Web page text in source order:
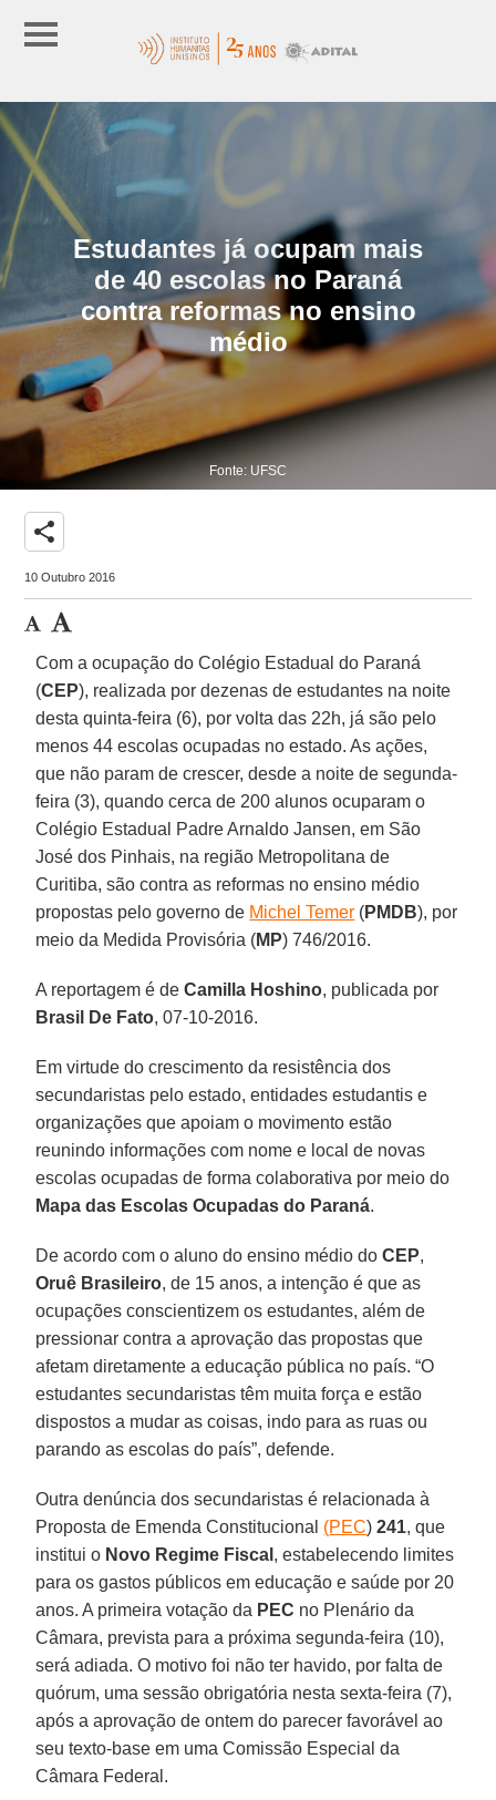
Estudantes já ocupam mais
de 40 escolas no Paraná
contra reformas no ensino
médio
Fonte: UFSC
share
10 Outubro 2016
Com a ocupação do Colégio Estadual do Paraná
(CEP), realizada por dezenas de estudantes na noite
desta quinta-feira (6), por volta das 22h, já são pelo
menos 44 escolas ocupadas no estado. As ações,
que não param de crescer, desde a noite de segunda-
feira (3), quando cerca de 200 alunos ocuparam o
Colégio Estadual Padre Arnaldo Jansen, em São
José dos Pinhais, na região Metropolitana de
Curitiba, são contra as reformas no ensino médio
propostas pelo governo de Michel Temer (PMDB), por
meio da Medida Provisória (MP) 746/2016.
A reportagem é deCamilla Hoshino, publicada por
Brasil De Fato, 07-10-2016.
Em virtude do crescimento da resistência dos
secundaristas pelo estado, entidades estudantis e
organizações que apoiam o movimento estão
reunindo informações com nome e local de novas
escolas ocupadas de forma colaborativa por meio do
Mapa das Escolas Ocupadas do Paraná.
De acordo com o aluno do ensino médio doCEP,
Oruê Brasileiro, de 15 anos, a intenção é que as
ocupações conscientizem os estudantes, além de
pressionar contra a aprovação das propostas que
afetam diretamente a educação pública no país. “O
estudantes secundaristas têm muita força e estão
dispostos a mudar as coisas, indo para as ruas ou
parando as escolas do país”, defende.
Outra denúncia dos secundaristas é relacionada à
Proposta de Emenda Constitucional (PEC)241, que
institui o Novo Regime Fiscal , estabelecendo limites
para os gastos públicos em educação e saúde por 20
anos. A primeira votação da PEC no Plenário da
Câmara, prevista para a próxima segunda-feira (10),
será adiada. O motivo foi não ter havido, por falta de
quórum, uma sessão obrigatória nesta sexta-feira (7),
após a aprovação de ontem do parecer favorável ao
seu texto-base em uma Comissão Especial da
Câmara Federal.